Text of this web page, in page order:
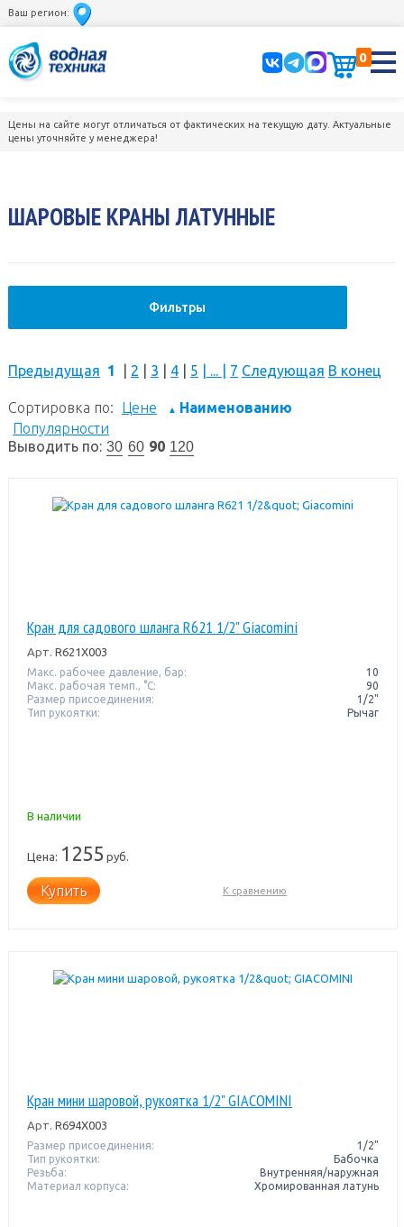
Ваш регион:
0
Цены на сайте могут отличаться от фактических на текущую дату. Актуальные
цены уточняйте у менеджера!
ШАРОВЫЕ КРАНЫ ЛАТУННЫЕ
Фильтры
Предыдущая 1 2 3 4 5 ... 7 Следующая В конец
Сортировка по: Цене ▲ Наименованию
Популярности
Выводить по: 30 60 90 120
Кран для садового шланга R621 1/2" Giacomini
Арт. R621X003
Макс. рабочее давление, бар:
10
Макс. рабочая темп., °С:
90
Размер присоединения:
1/2"
Тип рукоятки:
Рычаг
В наличии
Цена: 1255 руб.
Купить К сравнению
Кран мини шаровой, рукоятка 1/2" GIACOMINI
Арт. R694X003
Размер присоединения:
1/2"
Тип рукоятки:
Бабочка
Резьба:
Внутренняя/наружная
Материал корпуса:
Хромированная латунь